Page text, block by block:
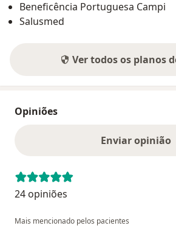
Beneficência Portuguesa Campi
Salusmed
Ver todos os planos
Opiniões
Enviar opinião
24 opiniões
Mais mencionado pelos pacientes